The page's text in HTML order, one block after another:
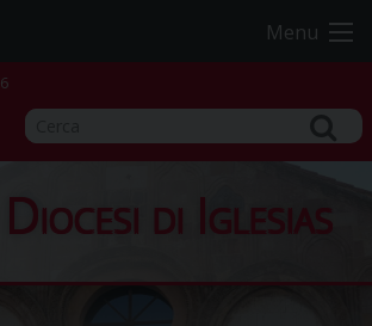
Menu
Diocesi di Iglesias